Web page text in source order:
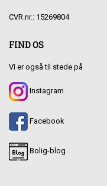
CVR.nr.: 15269804
FIND OS
Vi er også til stede på
Instagram
Facebook
Bolig-blog